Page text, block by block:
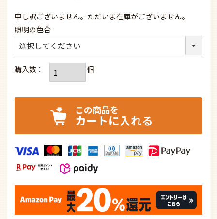
申し訳ございません。ただいま在庫がございません。
照明の色合
カートに入れる